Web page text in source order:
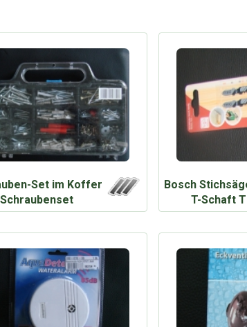
Set im Koffer
Schraubenset
Bosch
T-Schaft